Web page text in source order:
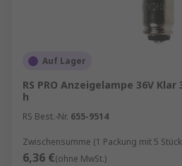
Auf Lager
RS PRO Anzeigelampe 36V
h
RS Best.-Nr. 655-9514
Zwischensumme (1 Packung mit 5
6,36 €(ohne MwSt.)